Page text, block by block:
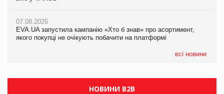
07.08.2026
EVA.UA запустила кампанію «Хто б знав» про асортимент,
якого покупці не очікують побачити на платформі
всі новини
05.08.2026
Мережа супермаркетів VARUS купує мережу магазинів
НОВИНИ B2B